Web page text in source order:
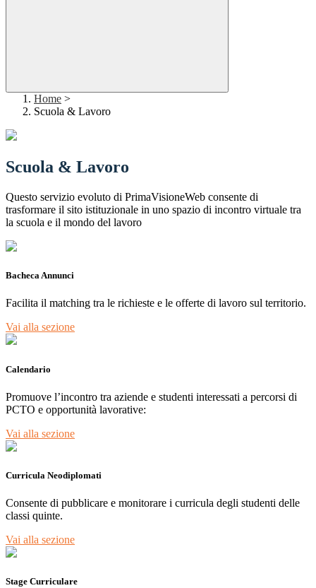
Home >
Scuola & Lavoro
Scuola & Lavoro
Questo servizio evoluto di PrimaVisioneWeb consente di
trasformare il sito istituzionale in uno spazio di incontro virtuale tra
la scuola e il mondo del lavoro
Bacheca Annunci
Facilita il matching tra le richieste e le offerte di lavoro sul territorio.
Vai alla sezione
Calendario
Promuove l’incontro tra aziende e studenti interessati a percorsi di
PCTO e opportunità lavorative:
Vai alla sezione
Curricula Neodiplomati
Consente di pubblicare e monitorare i curricula degli studenti delle
classi quinte.
Vai alla sezione
Stage Curriculare